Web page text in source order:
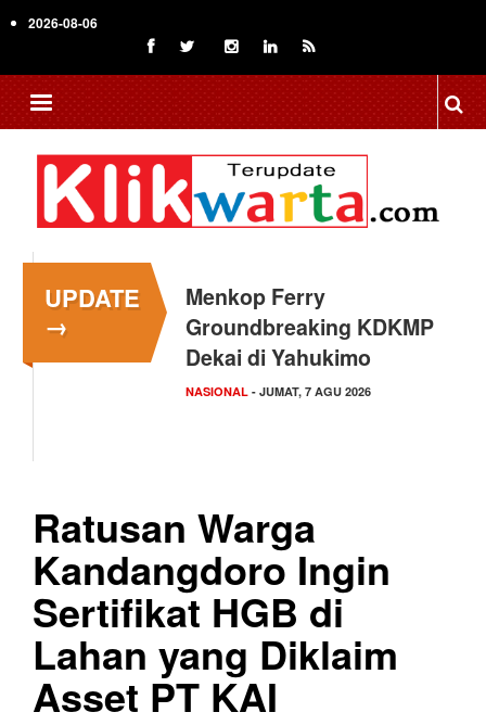
to
content
2026-08-06
UPDATE
→
Menkop Ferry
Groundbreaking KDKMP
Dekai di Yahukimo
NASIONAL - JUMAT, 7 AGU 2026
Ratusan Warga
Kandangdoro Ingin
Sertifikat HGB di
Lahan yang Diklaim
Asset PT KAI